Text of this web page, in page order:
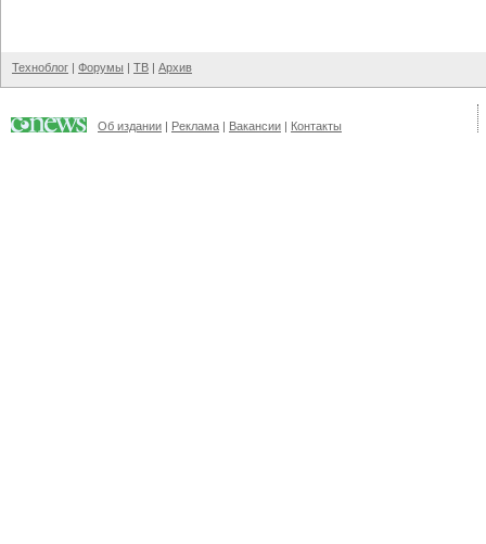
Техноблог | Форумы | ТВ | Архив
Об издании | Реклама | Вакансии | Контакты